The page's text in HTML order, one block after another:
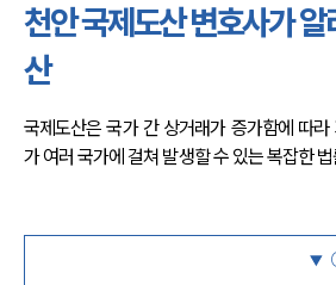
천안 분사무소 오시는 길
천안변호사상담 상담접수
채용정보
천안 국제도산 변호사가
산
국제도산은 국가 간 상거래가 증가함에 따라
가 여러 국가에 걸쳐 발생할 수 있는 복잡한